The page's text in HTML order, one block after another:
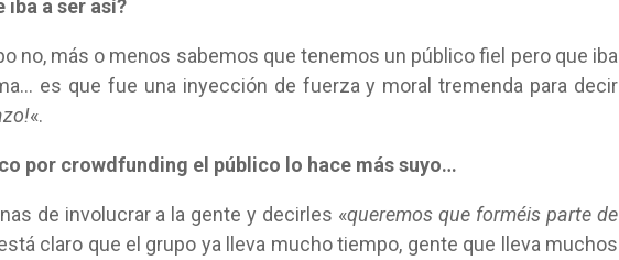
iba a ser así?
no, más o menos sabemos que tenemos un público fiel pero que iba
es que fue una inyección de fuerza y moral tremenda para decir
«.
por crowdfunding el público lo hace más suyo…
de involucrar a la gente y decirles «queremos que forméis parte de
claro que el grupo ya lleva mucho tiempo, gente que lleva muchos